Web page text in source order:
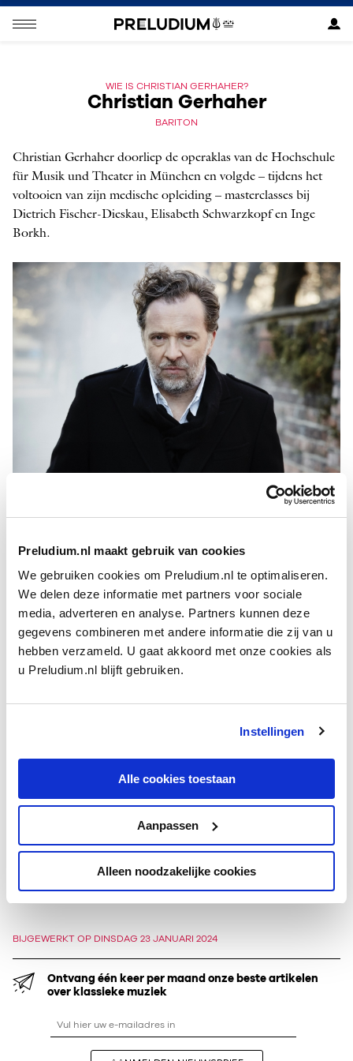
Preludium.nl maakt gebruik van cookies
We gebruiken cookies om Preludium.nl te optimaliseren.
We delen deze informatie met partners voor sociale
media, adverteren en analyse. Partners kunnen deze
gegevens combineren met andere informatie die zij van u
hebben verzameld. U gaat akkoord met onze cookies als
u Preludium.nl blijft gebruiken.
Instellingen
Alle cookies toestaan
Aanpassen
Alleen noodzakelijke cookies
WIE IS CHRISTIAN GERHAHER?
Christian Gerhaher
BARITON
Christian Gerhaher doorliep de operaklas van de Hochschule
für Musik und Theater in München en volgde – tijdens het
voltooien van zijn medische opleiding – masterclasses bij
Dietrich Fischer-Dieskau, Elisabeth Schwarzkopf en Inge
Borkh.
FOTO: GREGOR HOHENBERG
worden algemeen beschouwd als normbepalend. De eerste cd
van hun Schumann-cyclus werd in 2018 bekroond met zowel
een Gramophone Award als een O­pus Klassik. Opernwelt
benoemde de bariton twee keer tot Sänger des Jahres. Binnen
hetoperarepertoire van Christian Gerhaher, zich uitstrekkend
van Monteverdi tot Henze, is Wolfram inWagners
Tannhäusereen terugkerende favoriet in de operahuizen van
Symphonieorchester des
zijn debuut in DvořaksBiblische Liederin oktober 2004. Het
laatste gezamenlijke optreden was in december 2019, in
SchumannsSzenen aus Goethes FaustonderJohn Eliot
. Van een eerdere uitvoering, met Nikolaus
BIJGEWERKT OP DINSDAG 23 JANUARI 2024
Ontvang één keer per maand onze beste artikelen
over klassieke muziek